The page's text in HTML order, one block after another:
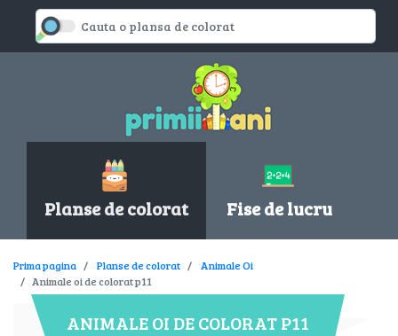
Planse de colorat Fise de lucru
Prima pagina Planse de colorat
Animale Oi
Animale oi de colorat p11
ANIMALE OI DE COLORAT P11